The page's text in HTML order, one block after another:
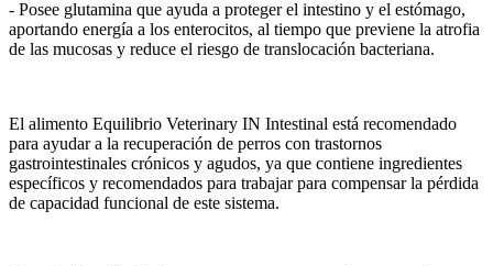
- Posee glutamina que ayuda a proteger el intestino y el estómago,
aportando energía a los enterocitos, al tiempo que previene la atrofia
de las mucosas y reduce el riesgo de translocación bacteriana.
El alimento Equilibrio Veterinary IN Intestinal está recomendado
para ayudar a la recuperación de perros con trastornos
gastrointestinales crónicos y agudos, ya que contiene ingredientes
específicos y recomendados para trabajar para compensar la pérdida
de capacidad funcional de este sistema.